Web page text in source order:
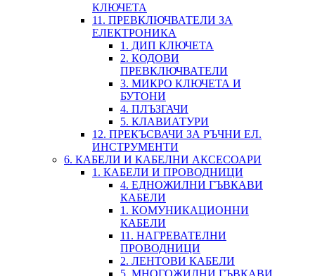
КЛЮЧЕТА
11. ПРЕВКЛЮЧВАТЕЛИ ЗА
ЕЛЕКТРОНИКА
1. ДИП КЛЮЧЕТА
2. КОДОВИ
ПРЕВКЛЮЧВАТЕЛИ
3. МИКРО КЛЮЧЕТА И
БУТОНИ
4. ПЛЪЗГАЧИ
5. КЛАВИАТУРИ
12. ПРЕКЪСВАЧИ ЗА РЪЧНИ ЕЛ.
ИНСТРУМЕНТИ
6. КАБЕЛИ И КАБЕЛНИ АКСЕСОАРИ
1. КАБЕЛИ И ПРОВОДНИЦИ
4. ЕДНОЖИЛНИ ГЪВКАВИ
КАБЕЛИ
1. КОМУНИКАЦИОННИ
КАБЕЛИ
11. НАГРЕВАТЕЛНИ
ПРОВОДНИЦИ
2. ЛЕНТОВИ КАБЕЛИ
5. МНОГОЖИЛНИ ГЪВКАВИ